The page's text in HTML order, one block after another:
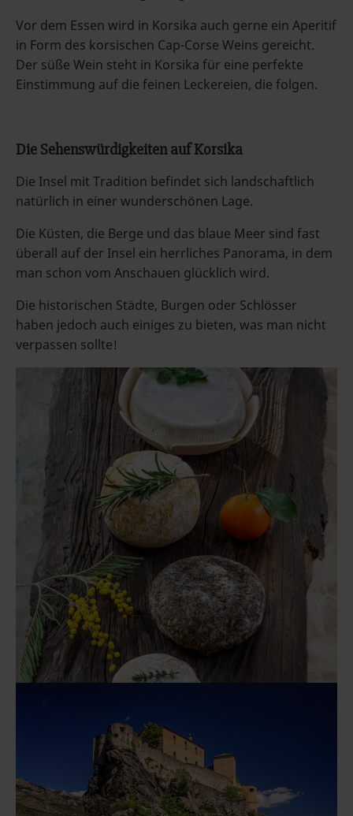
Vor dem Essen wird in Korsika auch gerne ein Aperitif
in Form des korsischen Cap-Corse Weins gereicht.
Der süße Wein steht in Korsika für eine perfekte
Einstimmung auf die feinen Leckereien, die folgen.
Die Sehenswürdigkeiten auf Korsika
Die Insel mit Tradition befindet sich landschaftlich
natürlich in einer wunderschönen Lage.
Die Küsten, die Berge und das blaue Meer sind fast
überall auf der Insel ein herrliches Panorama, in dem
man schon vom Anschauen glücklich wird.
Die historischen Städte, Burgen oder Schlösser
haben jedoch auch einiges zu bieten, was man nicht
verpassen sollte!